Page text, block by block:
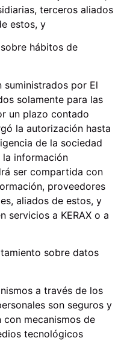
terceros aliados
estos, y
hábitos de
suministrados por El
solamente para las
un plazo contado
la autorización hasta
de la sociedad
la información
ser compartida con
proveedores
aliados de estos, y
servicios a KERAX o a
sobre datos
a través de los
son seguros y
mecanismos de
tecnológicos